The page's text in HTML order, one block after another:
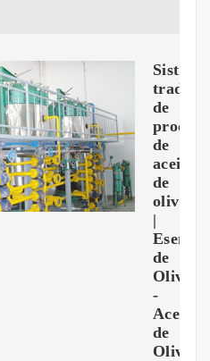
Sistema
de
de
aceite
de
oliva
|
Esencia
de
Olivo
-
Aceite
de
Oliva